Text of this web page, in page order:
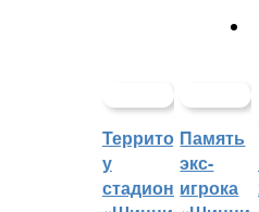
Территорией
у
стадиона
Память
экс-
игрока